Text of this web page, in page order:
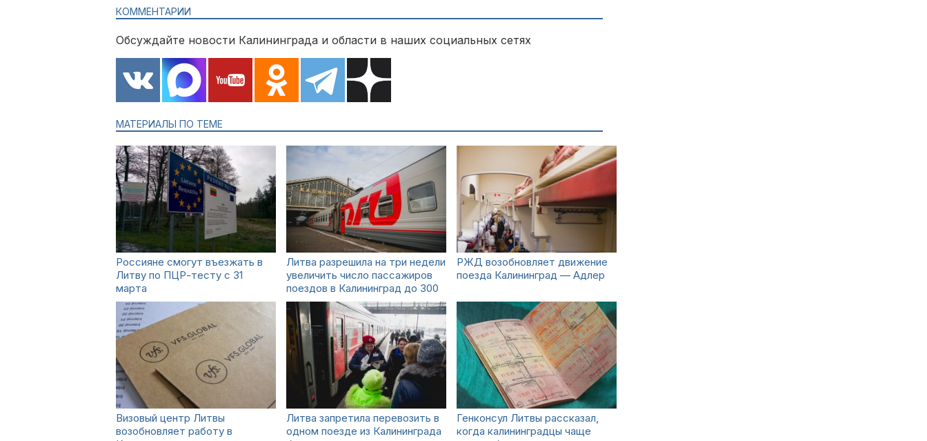
КОММЕНТАРИИ
Обсуждайте новости Калининграда и области в наших социальных сетях
МАТЕРИАЛЫ ПО ТЕМЕ
Россияне смогут въезжать в
Литву по ПЦР-тесту с 31
марта
Литва разрешила на три недели
увеличить число пассажиров
поездов в Калининград до 300
РЖД возобновляет движение
поезда Калининград — Адлер
Визовый центр Литвы
возобновляет работу в
Литва запретила перевозить в
одном поезде из Калининграда
Генконсул Литвы рассказал,
когда калининградцы чаще